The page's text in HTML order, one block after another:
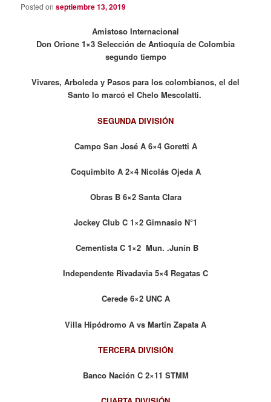
Posted onseptiembre 13, 2019
Amistoso Internacional
Don Orione 1×3 Selección de Antioquía de Colombia
segundo tiempo
Vivares, Arboleda y Pasos para los colombianos, el del
Santo lo marcó el Chelo Mescolatti.
SEGUNDA DIVISIÓN
Campo San José A 6×4 Goretti A
Coquimbito A 2×4 Nicolás Ojeda A
Obras B 6×2 Santa Clara
Jockey Club C 1×2 Gimnasio N°1
Cementista C 1×2 Mun. .Junín B
Independente Rivadavia 5×4 Regatas C
Cerede 6×2 UNC A
Villa Hipódromo A vs Martin Zapata A
TERCERA DIVISIÓN
Banco Nación C 2×11 STMM